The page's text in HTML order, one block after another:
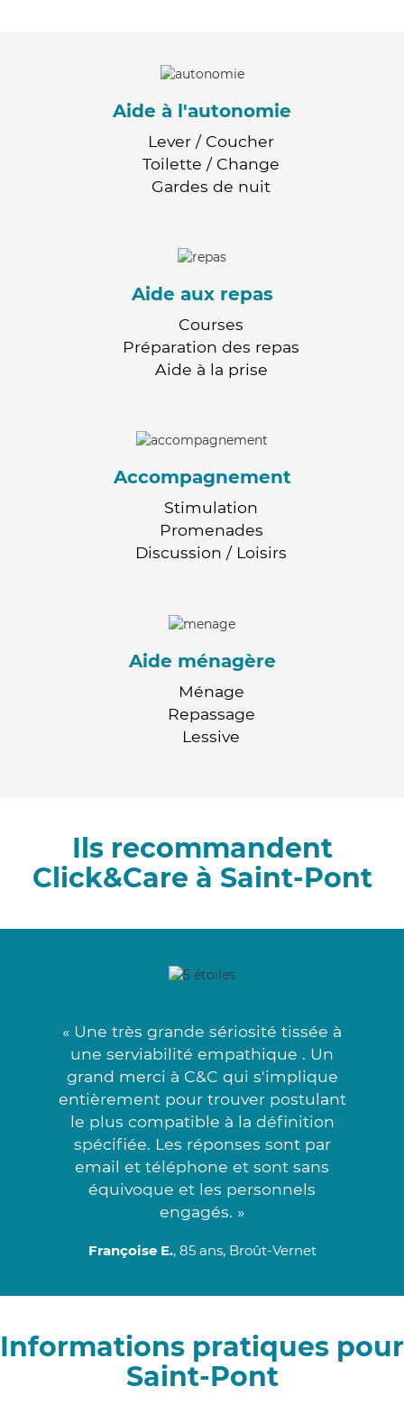
Aide à l'autonomie
Lever / Coucher
Toilette / Change
Gardes de nuit
Aide aux repas
Courses
Préparation des repas
Aide à la prise
Accompagnement
Stimulation
Promenades
Discussion / Loisirs
Aide ménagère
Ménage
Repassage
Lessive
Ils recommandent
Click&Care à Saint-Pont
« Une très grande sériosité tissée à
une serviabilité empathique . Un
grand merci à C&C qui s'implique
entièrement pour trouver postulant
le plus compatible à la définition
spécifiée. Les réponses sont par
email et téléphone et sont sans
équivoque et les personnels
engagés. »
Françoise E., 85 ans, Broût-Vernet
Informations pratiques pour
Saint-Pont